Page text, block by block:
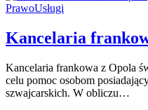
PrawoUsługi
Kancelaria
Kancelaria frankowa z Opola
celu pomoc osobom
szwajcarskich. W obliczu…